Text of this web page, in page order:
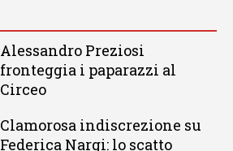
Alessandro Preziosi
fronteggia i paparazzi al
Circeo
Clamorosa indiscrezione su
Federica Nargi: lo scatto